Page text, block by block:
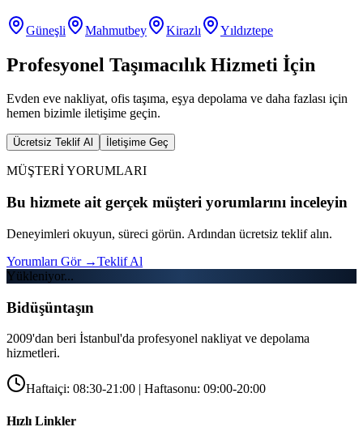
Güneşli Mahmutbey Kirazlı Yıldıztepe
Profesyonel Taşımacılık Hizmeti İçin
Evden eve nakliyat, ofis taşıma, eşya depolama ve daha fazlası için
hemen bizimle iletişime geçin.
Ücretsiz Teklif Al İletişime Geç
MÜŞTERİ YORUMLARI
Bu hizmete ait gerçek müşteri yorumlarını inceleyin
Deneyimleri okuyun, süreci görün. Ardından ücretsiz teklif alın.
Yorumları Gör →Teklif Al
Yükleniyor...
Bidüşüntaşın
2009'dan beri İstanbul'da profesyonel nakliyat ve depolama
hizmetleri.
Haftaiçi: 08:30-21:00 | Haftasonu: 09:00-20:00
Hızlı Linkler